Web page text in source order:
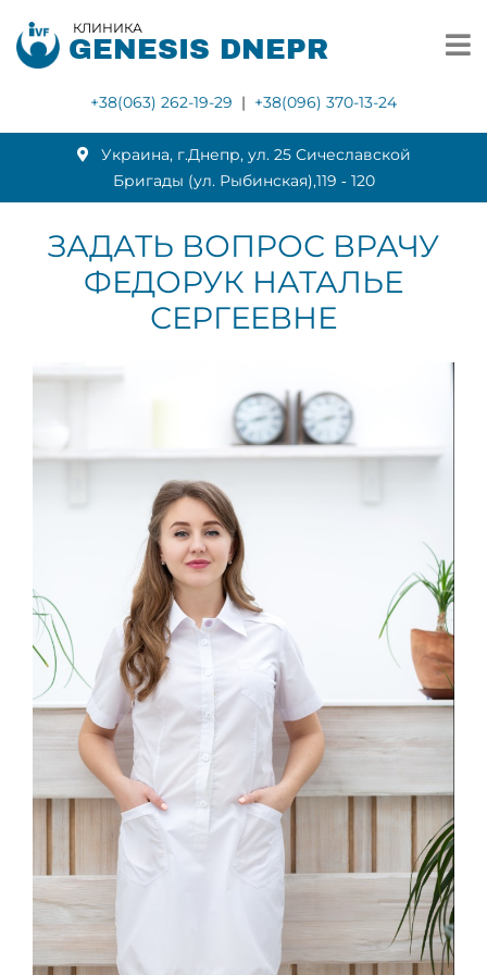
КЛИНИКА
GENESIS DNEPR
+38(063) 262-19-29 | +38(096) 370-13-24
Украина, г.Днепр, ул. 25 Сичеславской
Бригады (ул. Рыбинская),119 ‑ 120
ЗАДАТЬ ВОПРОС ВРАЧУ
ФЕДОРУК НАТАЛЬЕ
СЕРГЕЕВНЕ